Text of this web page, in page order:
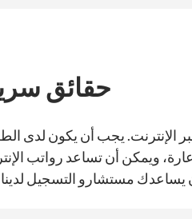
حقائق
الإنترنت. يجب أن يكون لدى
ويمكن أن تساعد رواتب
يساعدك مستشارو التسجيل